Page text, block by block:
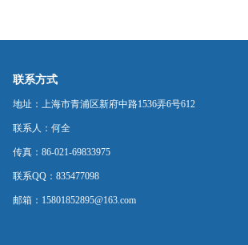
联系方式
地址：上海市青浦区新府中路1536弄6号612
联系人：何全
传真：86-021-69833975
联系QQ：835477098
邮箱：15801852895@163.com